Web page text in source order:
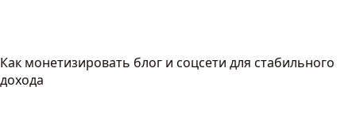
Как монетизировать блог и соцсети для стабильного
дохода